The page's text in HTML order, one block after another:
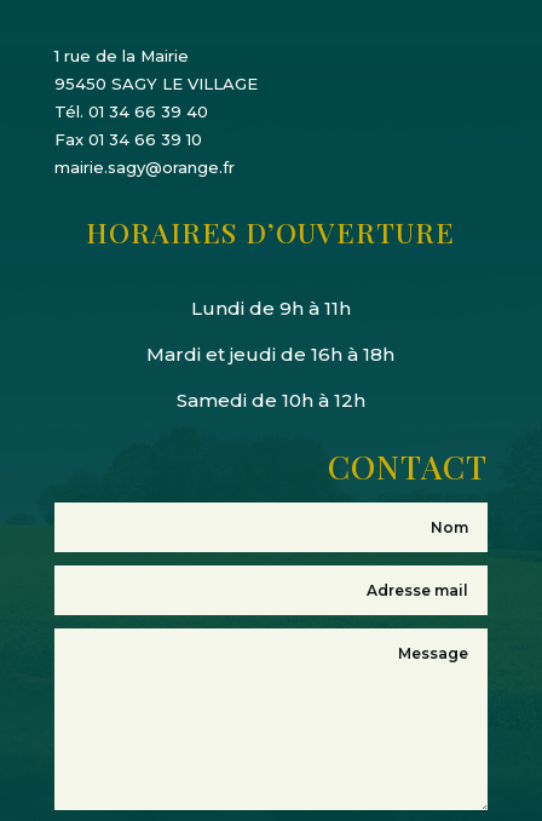
1 rue de la Mairie
95450 SAGY LE VILLAGE
Tél. 01 34 66 39 40
Fax 01 34 66 39 10
mairie.sagy@orange.fr
HORAIRES D’OUVERTURE
Lundi de 9h à 11h
Mardi et jeudi de 16h à 18h
Samedi de 10h à 12h
CONTACT